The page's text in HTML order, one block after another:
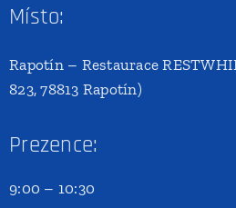
Místo:
Rapotín – Restaurace
823, 78813 Rapotín)
Prezence:
9:00 – 10:30